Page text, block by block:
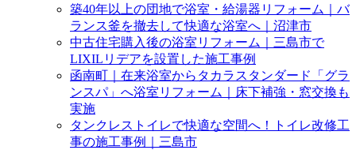
築40年以上の団地で浴室・給湯器リフォーム｜バ
ランス釜を撤去して快適な浴室へ｜沼津市
中古住宅購入後の浴室リフォーム｜三島市で
LIXILリデアを設置した施工事例
函南町｜在来浴室からタカラスタンダード「グラ
ンスパ」へ浴室リフォーム｜床下補強・窓交換も
実施
タンクレストイレで快適な空間へ！トイレ改修工
事の施工事例｜三島市